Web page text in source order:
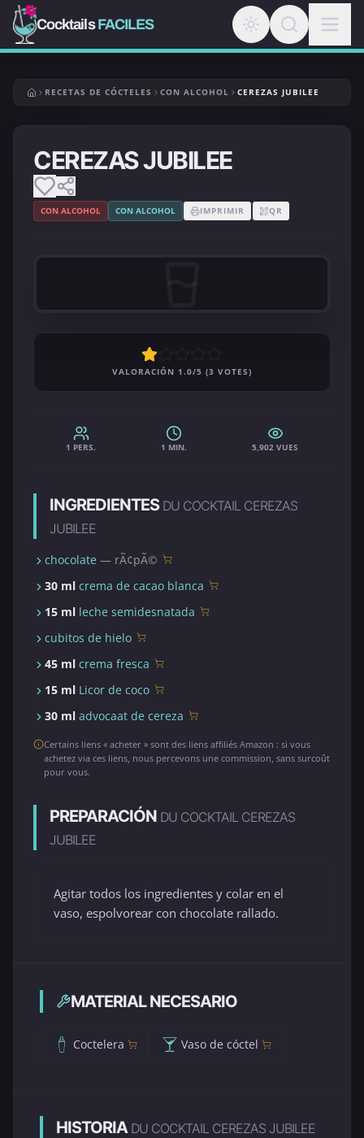
CocktailsFACILES
RECETAS DE CÓCTELES CON ALCOHOL CEREZAS JUBILEE
CEREZAS JUBILEE
CON ALCOHOL CON ALCOHOL IMPRIMIR QR
VALORACIÓN 1.0/5 (3 VOTES)
1 PERS. 1 MIN. 5,902 VUES
INGREDIENTES DU COCKTAIL CEREZAS
JUBILEE
chocolate — rÃ¢pÃ©
30 ml crema de cacao blanca
15 ml leche semidesnatada
cubitos de hielo
45 ml crema fresca
15 ml Licor de coco
30 ml advocaat de cereza
Certains liens « acheter » sont des liens affiliés Amazon : si vous
achetez via ces liens, nous percevons une commission, sans surcoût
pour vous.
PREPARACIÓN DU COCKTAIL CEREZAS
JUBILEE
Agitar todos los ingredientes y colar en el
vaso, espolvorear con chocolate rallado.
MATERIAL NECESARIO
Coctelera Vaso de cóctel
HISTORIA DU COCKTAIL CEREZAS JUBILEE